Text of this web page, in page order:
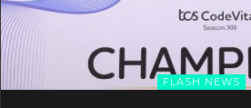
FLASH NEWS